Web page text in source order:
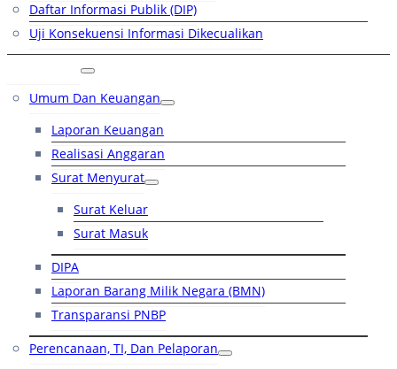
Daftar Informasi Publik (DIP)
Uji Konsekuensi Informasi Dikecualikan
Umum Dan Keuangan
Laporan Keuangan
Realisasi Anggaran
Surat Menyurat
Surat Keluar
Surat Masuk
DIPA
Laporan Barang Milik Negara (BMN)
Transparansi PNBP
Perencanaan, TI, Dan Pelaporan